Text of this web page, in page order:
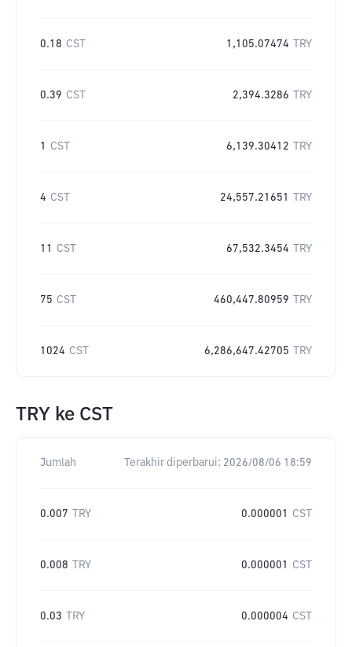
0.18 CST 1,105.07474 TRY
0.39 CST 2,394.3286 TRY
1 CST 6,139.30412 TRY
4 CST 24,557.21651 TRY
11 CST 67,532.3454 TRY
75 CST 460,447.80959 TRY
1024 CST 6,286,647.42705 TRY
TRY ke CST
Jumlah Terakhir diperbarui: 2026/08/06 18:59
0.007 TRY 0.000001 CST
0.008 TRY 0.000001 CST
0.03 TRY 0.000004 CST